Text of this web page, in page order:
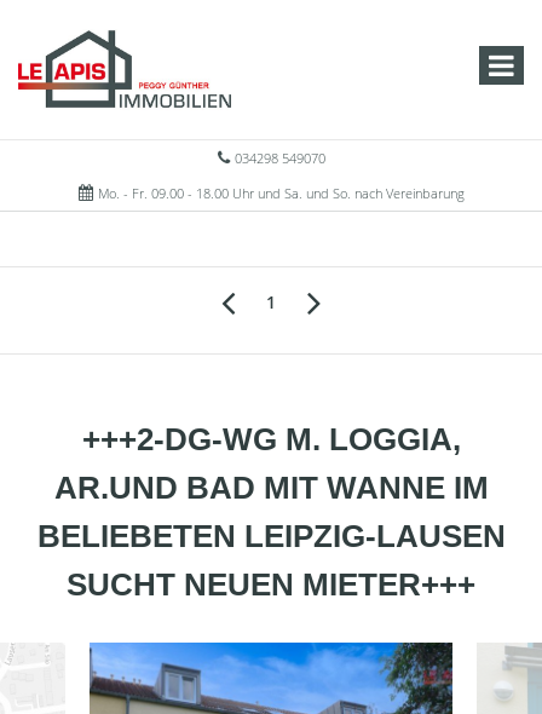
034298 549070
Mo. - Fr. 09.00 - 18.00 Uhr und Sa. und So. nach Vereinbarung
1
+++2-DG-WG M. LOGGIA,
AR.UND BAD MIT WANNE IM
BELIEBETEN LEIPZIG-LAUSEN
SUCHT NEUEN MIETER+++